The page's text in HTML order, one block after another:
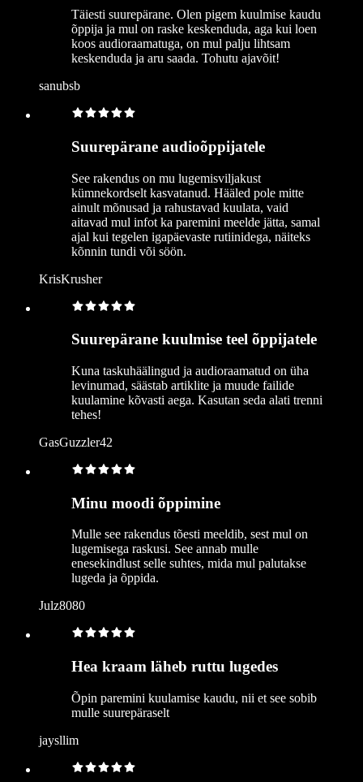
Täiesti suurepärane. Olen pigem kuulmise kaudu
õppija ja mul on raske keskenduda, aga kui loen
koos audioraamatuga, on mul palju lihtsam
keskenduda ja aru saada. Tohutu ajavõit!
sanubsb
Suurepärane audioõppijatele
See rakendus on mu lugemisviljakust
kümnekordselt kasvatanud. Hääled pole mitte
ainult mõnusad ja rahustavad kuulata, vaid
aitavad mul infot ka paremini meelde jätta, samal
ajal kui tegelen igapäevaste rutiinidega, näiteks
kõnnin tundi või söön.
KrisKrusher
Suurepärane kuulmise teel õppijatele
Kuna taskuhäälingud ja audioraamatud on üha
levinumad, säästab artiklite ja muude failide
kuulamine kõvasti aega. Kasutan seda alati trenni
tehes!
GasGuzzler42
Minu moodi õppimine
Mulle see rakendus tõesti meeldib, sest mul on
lugemisega raskusi. See annab mulle
enesekindlust selle suhtes, mida mul palutakse
lugeda ja õppida.
Julz8080
Hea kraam läheb ruttu lugedes
Õpin paremini kuulamise kaudu, nii et see sobib
mulle suurepäraselt
jaysllim